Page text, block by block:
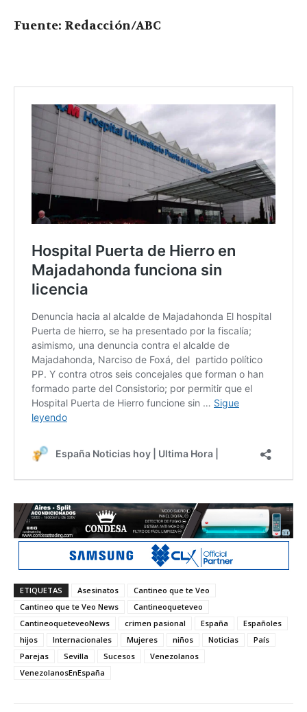
Fuente: Redacción/ABC
ETIQUETAS Asesinatos
Cantineo que te Veo
Cantineo que te Veo News
Cantineoqueteveo
CantineoqueteveoNews
crimen pasional España
Españoles
hijos
Internacionales Mujeres niños Noticias
País
Parejas
Sevilla Sucesos
Venezolanos
VenezolanosEnEspaña